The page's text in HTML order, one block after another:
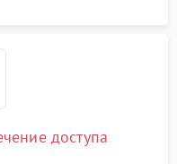
доступа